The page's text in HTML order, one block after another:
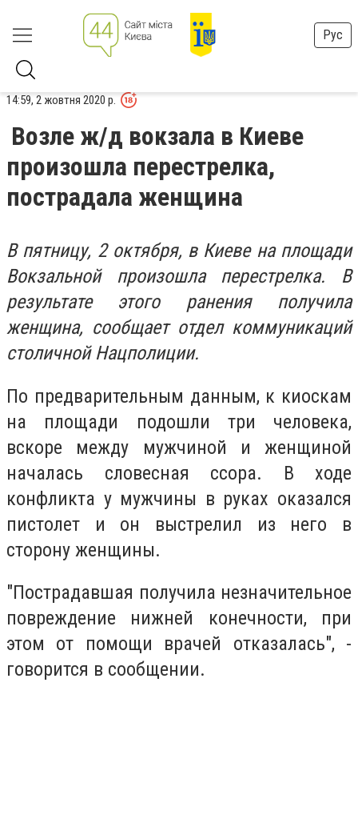
Рус
14:59, 2 жовтня 2020 р.
Возле ж/д вокзала в Киеве
произошла перестрелка,
пострадала женщина
В пятницу, 2 октября, в Киеве на площади
Вокзальной произошла перестрелка. В
результате этого ранения получила
женщина, сообщает отдел коммуникаций
столичной Нацполиции.
По предварительным данным, к киоскам
на площади подошли три человека,
вскоре между мужчиной и женщиной
началась словесная ссора. В ходе
конфликта у мужчины в руках оказался
пистолет и он выстрелил из него в
сторону женщины.
"Пострадавшая получила незначительное
повреждение нижней конечности, при
этом от помощи врачей отказалась", -
говорится в сообщении.